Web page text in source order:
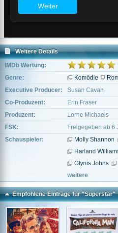
Weitere Details
IMDb Wertung:
Genre:
Komödie
Executive Producer:
Susan Cavan
Co-Produzent:
Erin Fraser
Produzent:
Lorne Michaels
FSK:
Freigegeben ab 6
Schauspieler:
Molly Shannon
Harland
Glynis Johns
weitere
Empfohlene Einträge für "Superstar"